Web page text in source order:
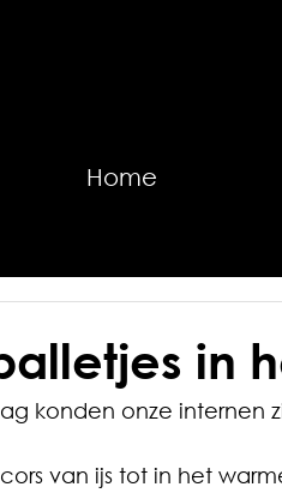
Home
in
konden onze internen
van ijs tot in het